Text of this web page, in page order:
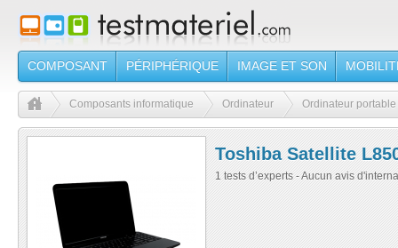
COMPOSANT PÉRIPHÉRIQUE IMAGE ET SON
Composants informatique Ordinateur Ordinateur portable
Toshiba Satellite
1 tests d’experts - Aucun avis